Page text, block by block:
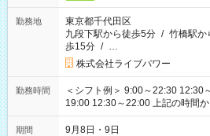
勤務地
東京都千代田区
九段下駅から徒歩5分 / 竹橋駅か
歩15分 / …
株式会社ライブパワー
勤務時間
＜シフト例＞ 9:00～22:30 12:30
19:00 12:30～22:00 上記の時間から好きな時間を選べます！ ※
時間は変更となる可能性がありま
期間 9月8日・9日